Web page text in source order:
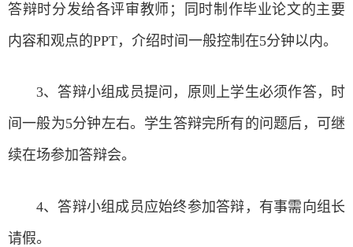
答辩时分发给各评审教师；同时制作毕业论文的主要
内容和观点的PPT，介绍时间一般控制在5分钟以内。
3、答辩小组成员提问，原则上学生必须作答，时
间一般为5分钟左右。学生答辩完所有的问题后，可继
续在场参加答辩会。
4、答辩小组成员应始终参加答辩，有事需向组长
请假。